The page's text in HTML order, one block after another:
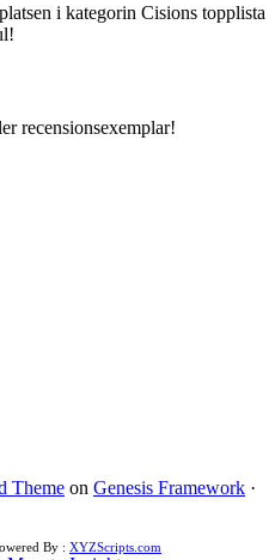
i kategorin Cisions topplista
recensionsexemplar!
Theme on Genesis Framework ·
By : XYZScripts.com